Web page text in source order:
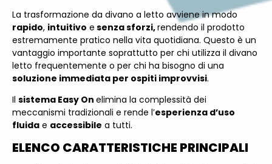
La trasformazione da divano a letto avviene in modo
rapido, intuitivo e senza sforzi,rendendo il prodotto
estremamente pratico nella vita quotidiana. Questo è un
vantaggio importante soprattutto per chi utilizza il divano
letto frequentemente o per chi ha bisogno di una
soluzione immediata per ospiti improvvisi.
Il sistema Easy On elimina la complessità dei
meccanismi tradizionali e rende l’esperienza d’uso
fluida e accessibile a tutti.
ELENCO CARATTERISTICHE PRINCIPALI